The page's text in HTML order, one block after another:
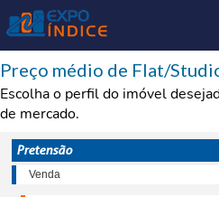
Preço médio de Flat/
Escolha o perfil do imóvel
de mercado.
Pretensão
Venda